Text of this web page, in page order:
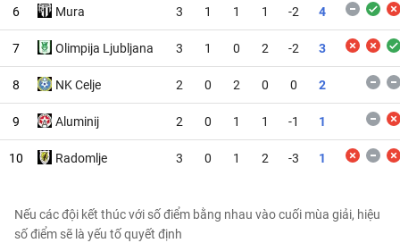
6 Mura 3 1 1 1 -2 4
7 Olimpija Ljubljana 3 1 0 2 -2 3
8 NK Celje 2 0 2 0 0 2
9 Aluminij 2 0 1 1 -1 1
10 Radomlje 3 0 1 2 -3 1
Nếu các đội kết thúc với số điểm bằng nhau vào cuối mùa giải, hiệu
số điểm sẽ là yếu tố quyết định